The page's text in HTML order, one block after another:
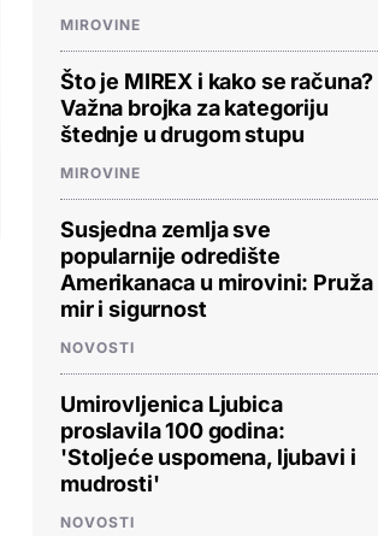
MIROVINE
Što je MIREX i kako se računa?
Važna brojka za kategoriju
štednje u drugom stupu
MIROVINE
Susjedna zemlja sve
popularnije odredište
Amerikanaca u mirovini: Pruža
mir i sigurnost
NOVOSTI
Umirovljenica Ljubica
proslavila 100 godina:
'Stoljeće uspomena, ljubavi i
mudrosti'
NOVOSTI